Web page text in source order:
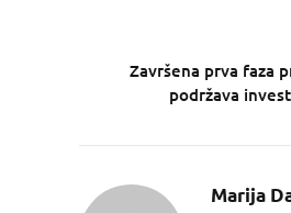
Završena prva faza
podržava
Marija